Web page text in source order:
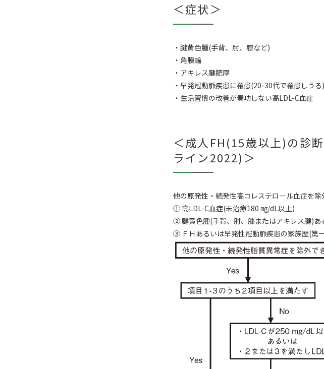
＜症状＞
・腱黄色腫(手背、肘、膝など)
・角膜輪
・アキレス腱肥厚
・早発冠動脈疾患に罹患(20-30代で罹患しうる)
・生活習慣の改善が奏功しない高LDL-C血症
＜成人FH(15歳以上)の診
ライン2022)＞
他の原発性・続発性高コレステロール血症を除
① 高LDL-C血症(未治療180 ㎎/dL以上)
② 腱黄色腫(手背、肘、膝またはアキレス腱)
③ ＦＨあるいは早発性冠動脈疾患の家族歴(第